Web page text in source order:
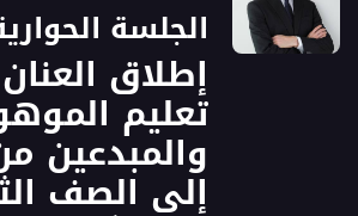
الجلسة
إطلاق
تعليم
والمبدعين
إلى الصف